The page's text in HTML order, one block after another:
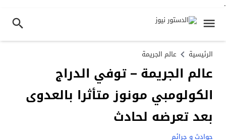
.
الرئيسية عالم الجريمة
عالم الجريمة – توفي الدراج
الكولومبي مونوز متأثرا بالعدوى
بعد تعرضه لحادث
حوادث و جرائم